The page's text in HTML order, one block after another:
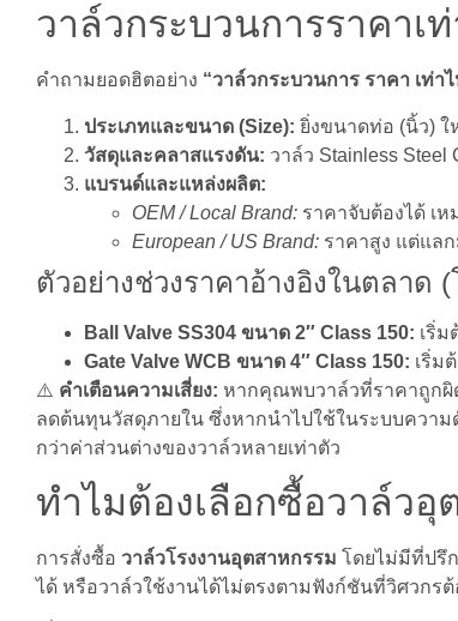
วาล์วกระบวนการราคา
คำถามยอดฮิตอย่าง “วาล์วกระบวนการ ราคา เท่า
ประเภทและขนาด (Size): ยิ่งขนาดท่อ (นิ้ว) ใ
วัสดุและคลาสแรงดัน: วาล์ว Stainless
แบรนด์และแหล่งผลิต:
OEM / Local Brand: ราคาจับต้องได้ เ
European / US Brand: ราคาสูง แต่แล
ตัวอย่างช่วงราคาอ้างอิงในตลาด
Ball Valve SS304 ขนาด 2″ Class 150: เริ่
Gate Valve WCB ขนาด 4″ Class 150: เริ่ม
⚠️ คำเตือนความเสี่ยง: หากคุณพบวาล์วที่ราคาถูกผิ
ลดต้นทุนวัสดุภายใน ซึ่งหากนำไปใช้ในระบบควา
กว่าค่าส่วนต่างของวาล์วหลายเท่าตัว
ทำไมต้องเลือกซื้อวาล์ว
การสั่งซื้อ วาล์วโรงงานอุตสาหกรรม โดยไม่มีที่ปรึ
ได้ หรือวาล์วใช้งานได้ไม่ตรงตามฟังก์ชันที่วิศวกรต้